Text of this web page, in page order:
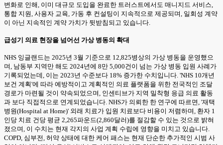
변화로 인해, 이미 대규모 도입을 완료한 트러스트에서도 매니지드 서비스,
통합 지원, 사용자 교육, 가동 후 컨설팅이 지속적으로 제공되며, 일회성 계약
이 아닌 지속적인 계약 가치가 뒷받침되고 있습니다.
급성기 의료 현장을 넘어선 가상 병동의 확대
NHS 잉글랜드는 2025년 3월 기준으로 12,825병상의 가상 병동을 운영했으
며, 남동부 지역만 해도 2024년에 8만 5,000건이 넘는 가상 병동 입원 사례가
기록되었는데, 이는 2023년 수준보다 18% 증가한 수치입니다. 'NHS 10개년
보건 계획'에 따라 예방적이고 계획적인 의료 플랫폼을 위한 전국적인 조달
경로가 마련될 것이 약속되었으며, 인센티브가 지역 밀착형 응급 의료 활동
과 보다 직접적으로 연계되었습니다. NHS가 의뢰한 한 연구에 따르면, '재택
병원(Hospital at Home)' 외래 치료가 입원 치료보다 비용이 저렴하며, 환자 1
인당 치료 건당 평균 2,265파운드(2,860달러)를 절감할 수 있는 것으로 밝혀
졌으며, 이 수치는 현재 각지의 사업 계획 수립에 영향을 미치고 있습니다.
COPD, 심부전, 허약 상태에 대한 케어 패스는 현재 단순한 추가적인 시범 사